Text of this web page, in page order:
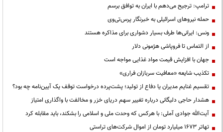
ترامپ: ترجیح می‌دهم با ایران به توافق برسم
حمله نیروهای اسرائیلی به خبرنگار پرس‌تی‌وی
ونس: ایرانی‌ها طرف بسیار دشواری برای مذاکره هستند
از التماس تا فروپاشی هژمونی دلار
جهان با افزایش قیمت مواد غذایی مواجه است
تکذیب شایعه «معافیت سربازان فراری»
تقسیم غنایم مدیران یا دفاع از تولید؛ پشت‌پرده درخواست توقف یک آیین‌نامه چه بود؟
هشدار حاجی دلیگانی درباره تغییر سهم دریای خزر و مخالفت با واگذاری امتیاز
آیت‌الله جوادی آملی: با هرکس که وحدت ملی و اسلامی را بشکند، باید مقابله کرد
تهاتر ۱۶۷۳ میلیارد تومان از اموال شرکت‌های تراستی